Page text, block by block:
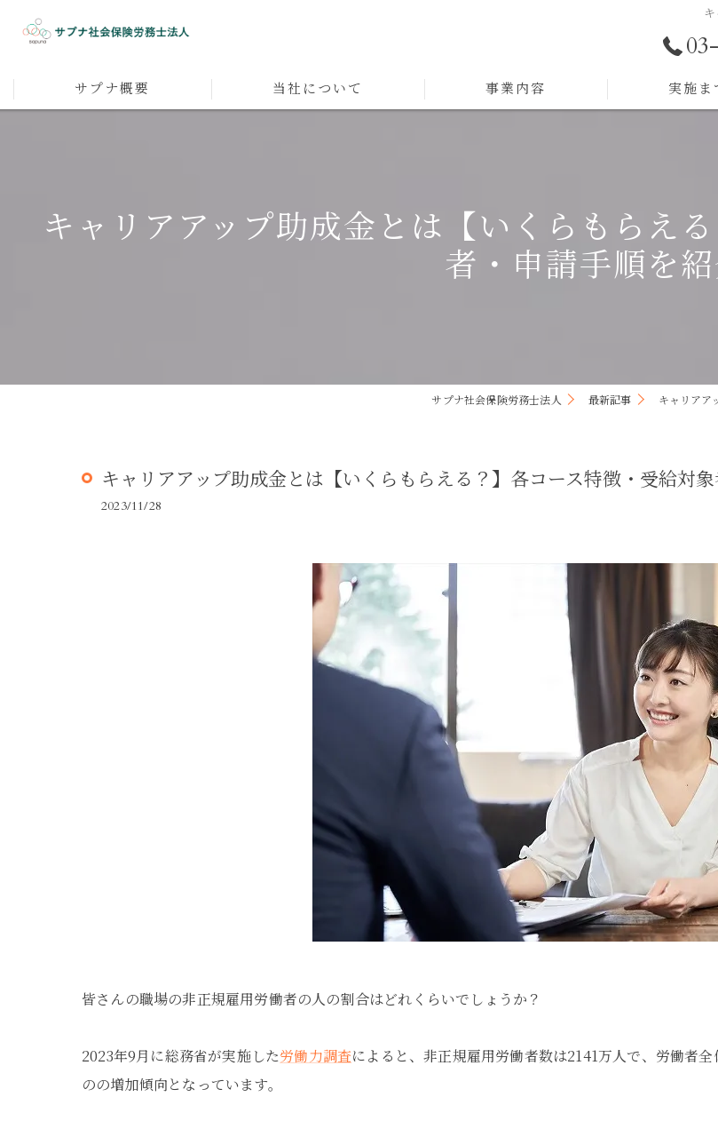
サプナ概要 当社について
人事企画
事業内容
採用戦略
人事制度構築
キャリアコンサルティング
実施ま
キャリアアップ助成金とは【いくらもらえ
者・申請手順を
サプナ社会保険労務士法人 最新記事 キャリアア
キャリアアップ助成金とは【いくらもらえる？】各コース特徴・受給対
2023/11/28
皆さんの職場の非正規雇用労働者の人の割合はどれくらいでしょうか？
2023年9月に総務省が実施した労働力調査によると、非正規雇用労働者数は2141万人で、労働者
のの増加傾向となっています。